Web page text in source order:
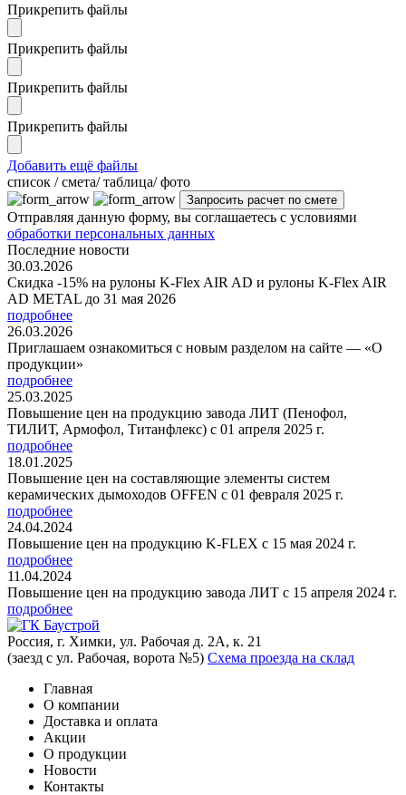
Прикрепить файлы
Прикрепить файлы
Прикрепить файлы
Прикрепить файлы
Добавить ещё файлы
cписок / смета/ таблица/ фото
Отправляя данную форму, вы соглашаетесь с условиями
обработки персональных данных
Последние новости
30.03.2026
Скидка -15% на рулоны K-Flex AIR AD и рулоны K-Flex AIR
AD METAL до 31 мая 2026
подробнее
26.03.2026
Приглашаем ознакомиться с новым разделом на сайте — «О
продукции»
подробнее
25.03.2025
Повышение цен на продукцию завода ЛИТ (Пенофол,
ТИЛИТ, Армофол, Титанфлекс) с 01 апреля 2025 г.
подробнее
18.01.2025
Повышение цен на составляющие элементы систем
керамических дымоходов OFFEN с 01 февраля 2025 г.
подробнее
24.04.2024
Повышение цен на продукцию K-FLEX с 15 мая 2024 г.
подробнее
11.04.2024
Повышение цен на продукцию завода ЛИТ с 15 апреля 2024 г.
подробнее
Россия, г. Химки, ул. Рабочая д. 2А, к. 21
(заезд с ул. Рабочая, ворота №5) Схема проезда на склад
Главная
О компании
Доставка и оплата
Акции
О продукции
Новости
Контакты